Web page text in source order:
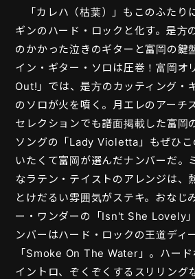
「カレハ（枯葉）」もこのふたり
ギンのハード・ロックと化す。是方
のかかった泣きのギターと富岡の鍵
イン・ギター・ソロは圧巻！富岡オ
Out!」では、是方のカッティング・
のソロが火を噴く。月エレのアーチ
セレクションでも譜面掲載した富岡
ソングの「Lady Violetta」もぜひこ
いたくて富岡が選んだナンバーだ。
なラテン・テイストのアレンジは、
とけだるい雰囲気がステキ。おなじ
ー・ワンダーの「Isn't She Lovely
ンバーはハード・ロックの王道ディ
「Smoke On The Water」。ハー
イントロ、ぞくぞくするスリリング